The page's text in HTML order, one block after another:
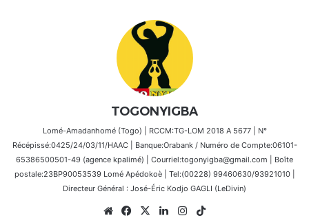
TOGONYIGBA
Lomé-Amadanhomé (Togo) | RCCM:TG-LOM 2018 A 5677 | N°
Récépissé:0425/24/03/11/HAAC | Banque:Orabank / Numéro de Compte:06101-
65386500501-49 (agence kpalimé) | Courriel:togonyigba@gmail.com | Boîte
postale:23BP90053539 Lomé Apédokoè | Tel:(00228) 99460630/93921010 |
Directeur Général : José-Éric Kodjo GAGLI (LeDivin)
WebsiteFacebook
X LinkedinInstagram